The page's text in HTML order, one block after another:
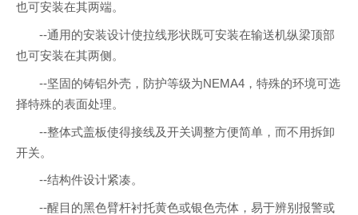
也可安装在其两端。
--通用的安装设计使拉线形状既可安装在输送机纵梁顶部
也可安装在其两侧。
--坚固的铸铝外壳，防护等级为NEMA4，特殊的环境可选
择特殊的表面处理。
--整体式盖板使得接线及开关调整方便简单，而不用拆卸
开关。
--结构件设计紧凑。
--醒目的黑色臂杆衬托黄色或银色壳体，易于辨别报警或